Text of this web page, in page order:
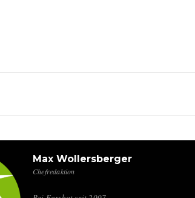
Max Wollersberger
Chefredaktion